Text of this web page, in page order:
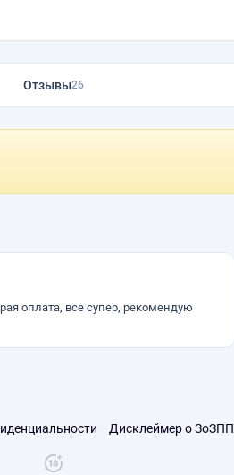
Отзывы26
оплата, все супер, рекомендую
Дисклеймер о ЗоЗПП